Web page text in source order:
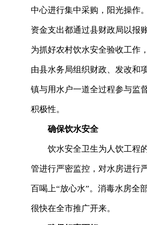
中心进行集中采购，阳光操作
资金支出都通过县财政局以报
为抓好农村饮水安全验收工作
由县水务局组织财政、发改和
镇与用水户一道全过程参与监
积极性。
确保饮水安全
饮水安全卫生为人饮工程的
管进行严密监控，对水房进行
百喝上“放心水”。消毒水房全
很快在全市推广开来。